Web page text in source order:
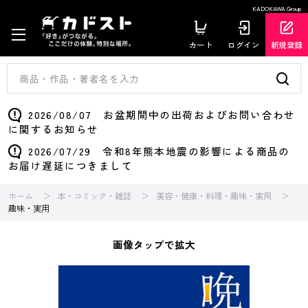
KADOKAWA Group
カート ログイン 新規登録
2026/08/07 お盆期間中の出荷およびお問い合わせ
に関するお知らせ
2026/07/29 令和8年熊本地震の影響による商品の
お届け遅延につきまして
ホーム 本・コミック・雑誌
美容・健康・料理・趣味・実用
趣味・実用
画像タップで拡大